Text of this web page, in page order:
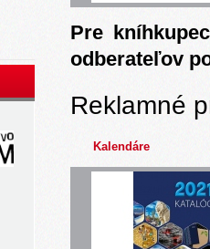
Pre
odberateľov
Reklamné
Kalendáre